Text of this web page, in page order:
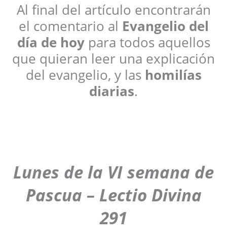
Al final del artículo encontrarán
el comentario al Evangelio del
día de hoypara todos aquellos
que quieran leer una explicación
del evangelio, y las homilías
diarias.
Lunes de la VI semana de
Pascua – Lectio Divina
291